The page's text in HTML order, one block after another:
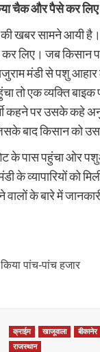
चैक और पैसे कर लिए
खबर सामने आयी
लिए। जब किसान
मंडी से पशु
तो एक व्यक्ति
कहने पर उसके कहे
बाद किसान को
के पास पहुंचा ओर
के व्यापारियों को
के बारे में
पांच-पांच हजार
क्राईम खाजूवाला बीकानेर
राजस्थान